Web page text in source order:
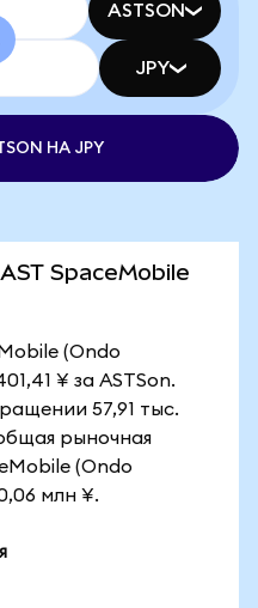
ASTSON
JPY
НА JPY
AST SpaceMobile
(Ondo
¥ за ASTSon.
57,91 тыс.
рыночная
(Ondo
млн ¥.